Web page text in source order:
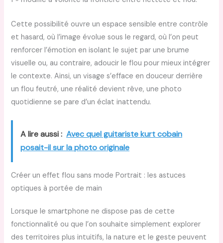
Cette possibilité ouvre un espace sensible entre contrôle
et hasard, où l’image évolue sous le regard, où l’on peut
renforcer l’émotion en isolant le sujet par une brume
visuelle ou, au contraire, adoucir le flou pour mieux intégrer
le contexte. Ainsi, un visage s’efface en douceur derrière
un flou feutré, une réalité devient rêve, une photo
quotidienne se pare d’un éclat inattendu.
A lire aussi : Avec quel guitariste kurt cobain
posait-il sur la photo originale
Créer un effet flou sans mode Portrait : les astuces
optiques à portée de main
Lorsque le smartphone ne dispose pas de cette
fonctionnalité ou que l’on souhaite simplement explorer
des territoires plus intuitifs, la nature et le geste peuvent